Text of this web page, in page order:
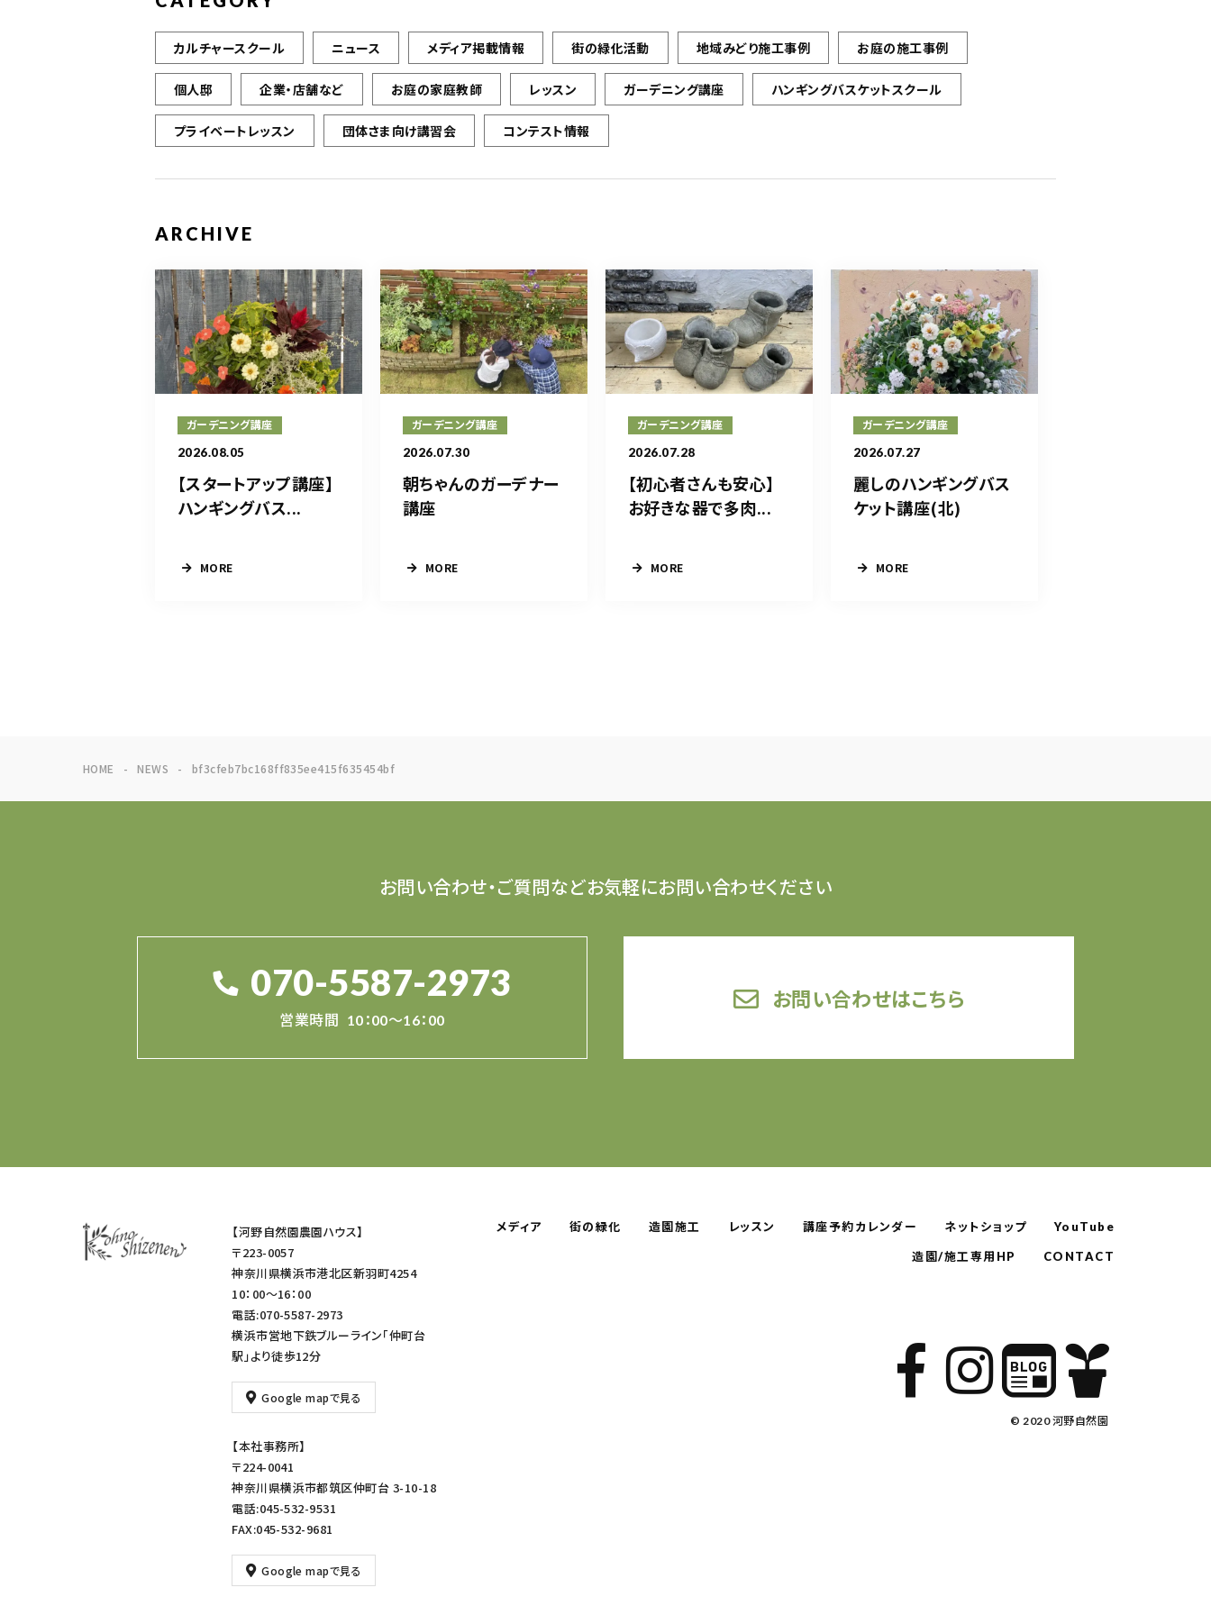
カルチャースクール ニュース メディア掲載情報 街の緑化活動 地域みどり施工事例 お庭の施工事例
個人邸 企業・店舗など お庭の家庭教師 レッスン ガーデニング講座 ハンギングバスケットスクール
プライベートレッスン 団体さま向け講習会 コンテスト情報
ARCHIVE
ガーデニング講座
2026.08.05
【スタートアップ講座】
ハンギングバス...
MORE
ガーデニング講座
2026.07.30
朝ちゃんのガーデナー
講座
MORE
ガーデニング講座
2026.07.28
【初心者さんも安心】
お好きな器で多肉...
MORE
ガーデニング講座
2026.07.27
麗しのハンギングバス
ケット講座(北)
MORE
HOME NEWS bf3cfeb7bc168ff835ee415f635454bf
お問い合わせ・ご質問などお気軽にお問い合わせください
070-5587-2973
営業時間 10：00～16：00
お問い合わせはこちら
【河野自然園農園ハウス】
〒223-0057
神奈川県横浜市港北区新羽町4254
10：00～16：00
電話:070-5587-2973
横浜市営地下鉄ブルーライン「仲町台
駅」より徒歩12分
Google mapで見る
【本社事務所】
〒224-0041
神奈川県横浜市都筑区仲町台 3-10-18
電話:045-532-9531
FAX:045-532-9681
Google mapで見る
メディア 街の緑化 造園施工 レッスン 講座予約カレンダー ネットショップ YouTube
造園/施工専用HP CONTACT
© 2020 河野自然園